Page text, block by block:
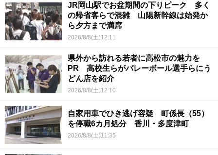
JR岡山駅でお盆期間の下りピーク 多く
の帰省客らで混雑 山陽新幹線は始発か
ら夕方まで満席
2026/8/8(土)12:11
県外から訪れる若者に高松市の魅力を
PR 高校生らがバレーボール選手らにう
どん店を紹介
2026/8/8(土)12:10
自家用車でひき逃げ容疑 町係長（55）
を停職6カ月処分 香川・多度津町
2026/8/8(土)11:35